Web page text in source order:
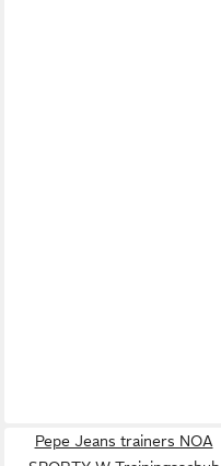
Pepe Jeans trainers NOA